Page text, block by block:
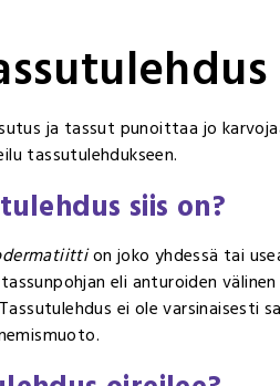
ja tassut punoittaa jo
tassutulehdukseen.
siis on?
on joko yhdessä tai
eli anturoiden
ei ole varsinaisesti